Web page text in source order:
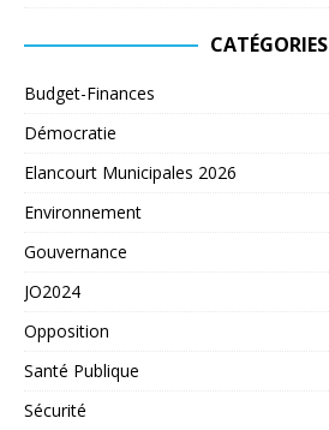
CATÉGORIES
Budget-Finances
Démocratie
Elancourt Municipales 2026
Environnement
Gouvernance
JO2024
Opposition
Santé Publique
Sécurité